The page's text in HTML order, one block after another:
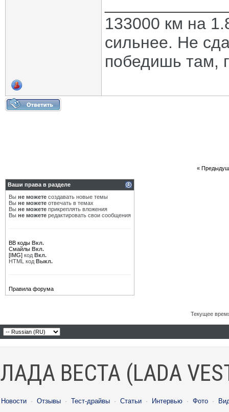
133000 км на
сильнее. Не
победишь там,
«
Ваши права в разделе
Вы не можете создавать новые темы
Вы не можете отвечать в темах
Вы не можете прикреплять вложения
Вы не можете редактировать свои сообщения
BB коды Вкл.
Смайлы Вкл.
[IMG] код Вкл.
HTML код Выкл.
Правила форума
Текущее
ЛАДА ВЕСТА (LADA
Новости · Отзывы · Тест-драйвы · Статьи · Интервью · Фото ·